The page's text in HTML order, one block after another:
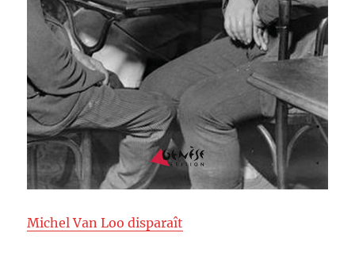
Michel Van Loo disparaît